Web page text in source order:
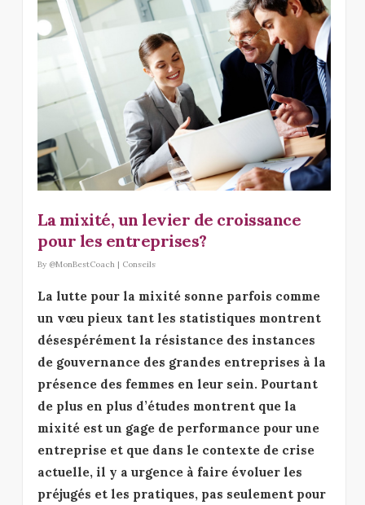
La mixité, un levier de croissance
pour les entreprises?
By @MonBestCoach | Conseils
La lutte pour la mixité sonne parfois comme
un vœu pieux tant les statistiques montrent
désespérément la résistance des instances
de gouvernance des grandes entreprises à la
présence des femmes en leur sein. Pourtant
de plus en plus d’études montrent que la
mixité est un gage de performance pour une
entreprise et que dans le contexte de crise
actuelle, il y a urgence à faire évoluer les
préjugés et les pratiques, pas seulement pour